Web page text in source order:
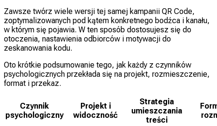
Zawsze twórz wiele wersji tej samej kampanii QR Code,
zoptymalizowanych pod kątem konkretnego bodźca i kanału,
w którym się pojawia. W ten sposób dostosujesz się do
otoczenia, nastawienia odbiorców i motywacji do
zeskanowania kodu.
Oto krótkie podsumowanie tego, jak każdy z czynników
psychologicznych przekłada się na projekt, rozmieszczenie,
format i przekaz.
Czynnik
psychologiczny
Projekt i
widoczność
Strategia
umieszczania
treści